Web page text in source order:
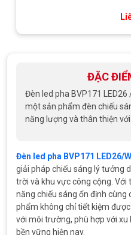
ĐẶC
Đèn led pha BVP171 LED26
một sản phẩm đèn chiếu
năng lượng và thân thiện
Đèn led pha BVP171 LED26/
giải pháp chiếu sáng lý tưởng
trời và khu vực công cộng. Với
năng chiếu sáng ổn định cùng
phẩm không chỉ tiết kiệm
với môi trường, phù hợp với
bền vững hiện nay.